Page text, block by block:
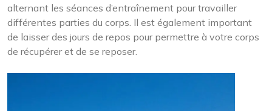
alternant les séances d’entraînement pour travailler
différentes parties du corps. Il est également important
de laisser des jours de repos pour permettre à votre corps
de récupérer et de se reposer.